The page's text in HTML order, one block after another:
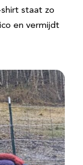
staat zo
en vermijdt